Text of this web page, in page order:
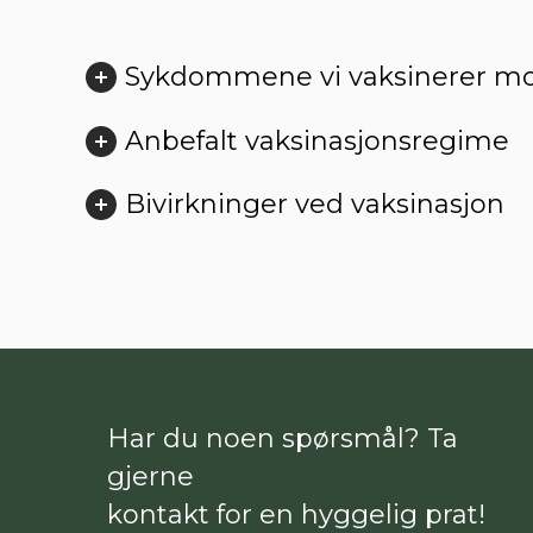
Sykdommene vi vaksinerer
Anbefalt vaksinasjonsregime
Bivirkninger ved vaksinasjon
Har du noen spørsmål? Ta
gjerne
kontakt for en hyggelig prat!